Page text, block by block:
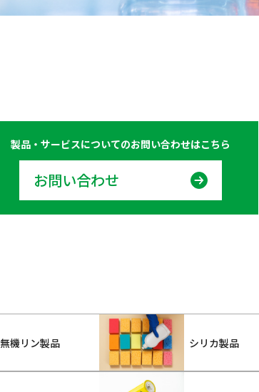
製品・サービスについてのお問い合わせはこちら
お問い合わせ
無機リン製品 シリカ製品